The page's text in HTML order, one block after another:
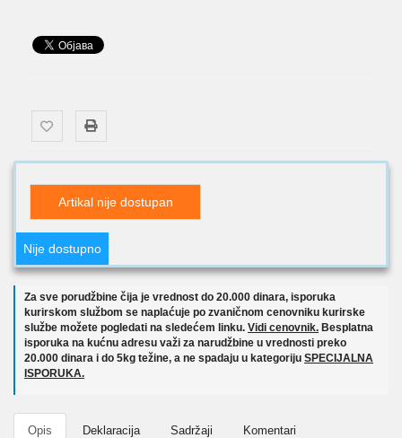
Artikal nije dostupan
Nije dostupno
Za sve porudžbine čija je vrednost do 20.000 dinara, isporuka
kurirskom službom se naplaćuje po zvaničnom cenovniku kurirske
službe možete pogledati na sledećem linku. Vidi cenovnik. Besplatna
isporuka na kućnu adresu važi za narudžbine u vrednosti preko
20.000 dinara i do 5kg težine, a ne spadaju u kategoriju SPECIJALNA
ISPORUKA.
Opis Deklaracija Sadržaji Komentari